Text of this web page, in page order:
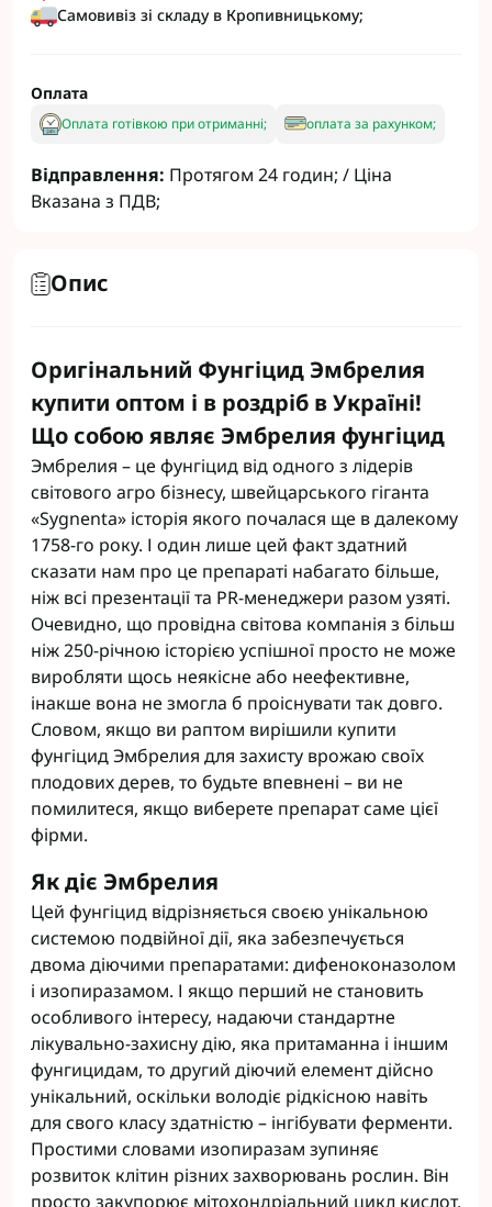
Самовивіз зі складу в Кропивницькому;
Оплата
Оплата готівкою при отриманні; оплата за рахунком;
Відправлення: Протягом 24 годин; / Ціна
Вказана з ПДВ;
Опис
Оригінальний Фунгіцид Эмбрелия
купити оптом і в роздріб в Україні!
Що собою являє Эмбрелия фунгіцид
Эмбрелия – це фунгіцид від одного з лідерів
світового агро бізнесу, швейцарського гіганта
«Sygnenta» історія якого почалася ще в далекому
1758-го року. І один лише цей факт здатний
сказати нам про це препараті набагато більше,
ніж всі презентації та PR-менеджери разом узяті.
Очевидно, що провідна світова компанія з більш
ніж 250-річною історією успішної просто не може
виробляти щось неякісне або неефективне,
інакше вона не змогла б проіснувати так довго.
Словом, якщо ви раптом вирішили купити
фунгіцид Эмбрелия для захисту врожаю своїх
плодових дерев, то будьте впевнені – ви не
помилитеся, якщо виберете препарат саме цієї
фірми.
Як діє Эмбрелия
Цей фунгіцид відрізняється своєю унікальною
системою подвійної дії, яка забезпечується
двома діючими препаратами: дифеноконазолом
і изопиразамом. І якщо перший не становить
особливого інтересу, надаючи стандартне
лікувально-захисну дію, яка притаманна і іншим
фунгицидам, то другий діючий елемент дійсно
унікальний, оскільки володіє рідкісною навіть
для свого класу здатністю – інгібувати ферменти.
Простими словами изопиразам зупиняє
розвиток клітин різних захворювань рослин. Він
просто закупорює мітохондріальний цикл кислот,